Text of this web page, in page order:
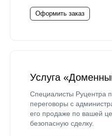
Оформить заказ
Услуга
Специалисты Руцентра
переговоры с
его продаже по вашей
безопасную сделку.